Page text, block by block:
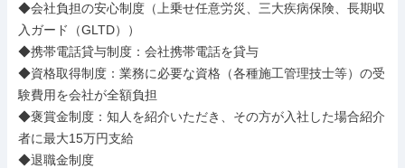
◆会社負担の安心制度（上乗せ任意労災、三大疾病保険、長期収
入ガード（GLTD））
◆携帯電話貸与制度：会社携帯電話を貸与
◆資格取得制度：業務に必要な資格（各種施⼯管理技⼠等）の受
験費⽤を会社が全額負担
◆褒賞金制度：知人を紹介いただき、その方が入社した場合紹介
者に最大15万円支給
◆退職金制度